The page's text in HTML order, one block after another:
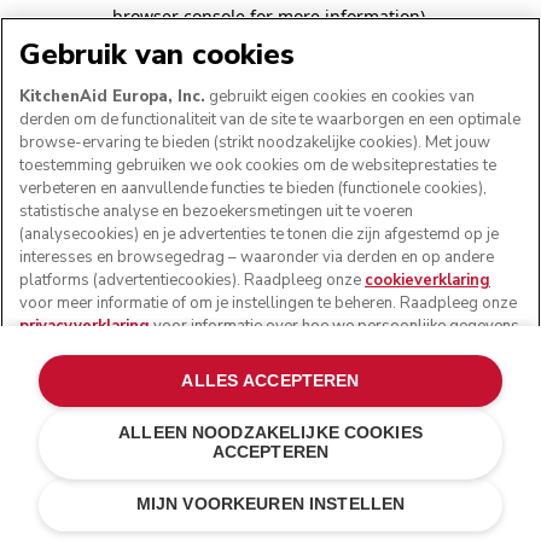
browser console for more information).
Gebruik van cookies
KitchenAid Europa, Inc. gebruikt eigen cookies en cookies van
derden om de functionaliteit van de site te waarborgen en een optimale
browse-ervaring te bieden (strikt noodzakelijke cookies). Met jouw
toestemming gebruiken we ook cookies om de websiteprestaties te
verbeteren en aanvullende functies te bieden (functionele cookies),
statistische analyse en bezoekersmetingen uit te voeren
(analysecookies) en je advertenties te tonen die zijn afgestemd op je
interesses en browsegedrag – waaronder via derden en op andere
platforms (advertentiecookies). Raadpleeg onze cookieverklaring
voor meer informatie of om je instellingen te beheren. Raadpleeg onze
privacyverklaring voor informatie over hoe we persoonlijke gegevens
MIJN VOORKEUREN INSTELLEN
ALLEEN NOODZAKELIJKE COOKIES
ACCEPTEREN
ALLES ACCEPTEREN